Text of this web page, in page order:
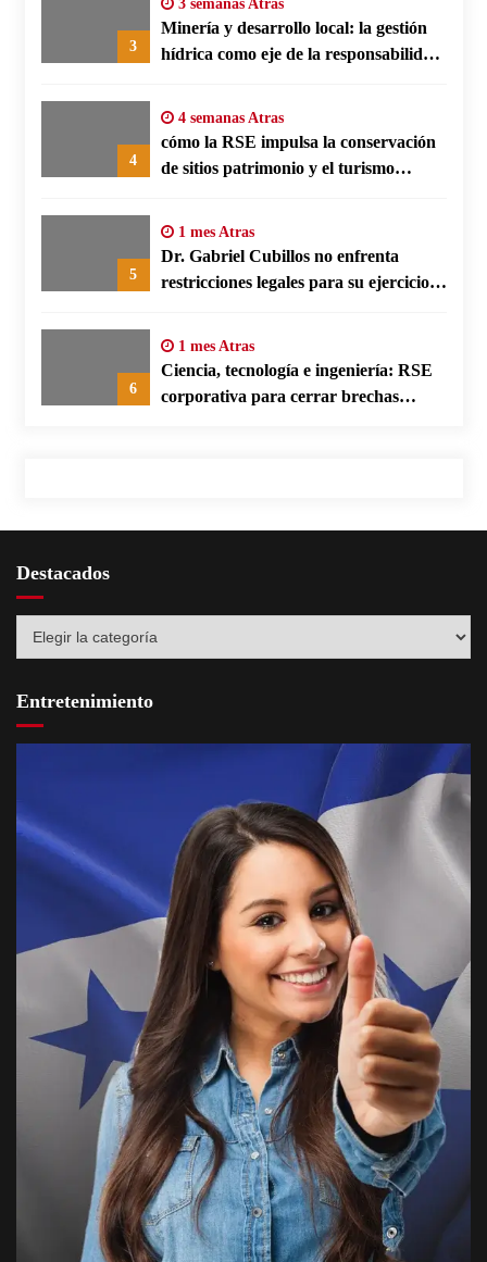
3
3 semanas Atras
Minería y desarrollo local: la gestión
hídrica como eje de la responsabilidad
4
4 semanas Atras
cómo la RSE impulsa la conservación
de sitios patrimonio y el turismo
5
1 mes Atras
Dr. Gabriel Cubillos no enfrenta
restricciones legales para su ejercicio,
6
1 mes Atras
Ciencia, tecnología e ingeniería: RSE
corporativa para cerrar brechas
Destacados
Entretenimiento